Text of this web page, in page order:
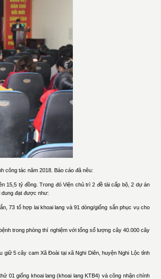
công tác năm 2018. Báo cáo đã nêu:
15,5 tỷ đồng. Trong đó Viện chủ trì 2 đề tài cấp bộ, 2 dự án
dung đạt được như:
73 tổ hợp lai khoai lang và 91 dòng/giống sắn phục vụ cho
trong phòng thí nghiệm với tổng số lượng cây 40.000 cây
5 cây cam Xã Đoài tại xã Nghi Diên, huyện Nghi Lộc tỉnh
01 giống khoai lang (khoai lang KTB4) và công nhận chính